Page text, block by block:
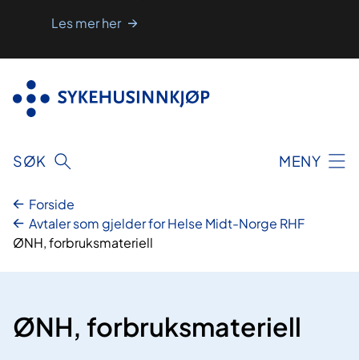
Les mer her
SØK MENY
Forside
Avtaler som gjelder for Helse Midt-Norge RHF
ØNH, forbruksmateriell
ØNH, forbruksmateriell